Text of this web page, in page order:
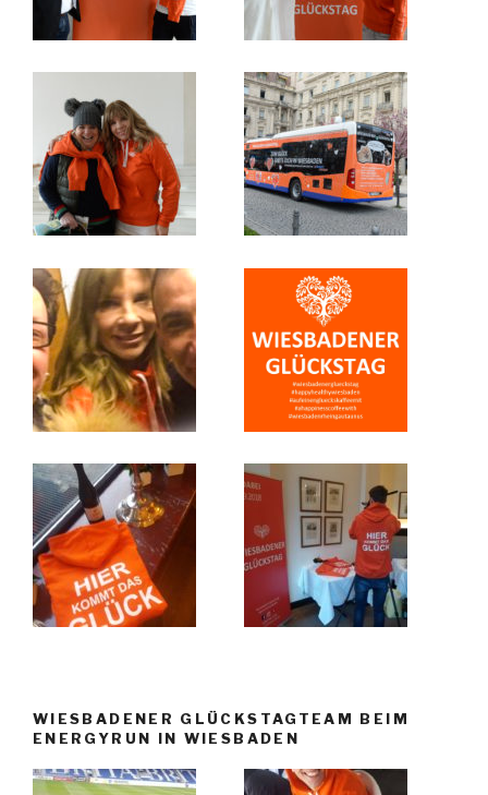
WIESBADENER GLÜCKSTAGTEAM BEIM
ENERGYRUN IN WIESBADEN